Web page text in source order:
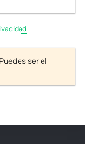
ser el